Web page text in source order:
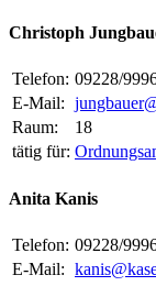
Christoph
Telefon: 09228/
E-Mail:
Raum:
18
tätig für:
Anita Kanis
Telefon: 09228/
E-Mail: